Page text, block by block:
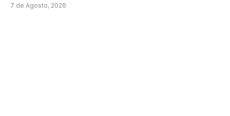
7 de Agosto, 2026